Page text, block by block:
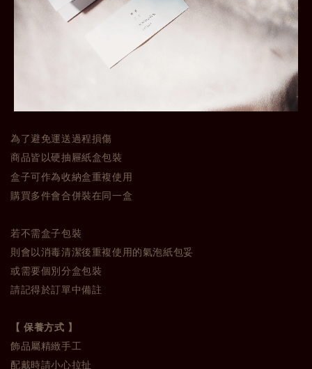
為了避免運送過程損傷
商品皆以硬抽屜紙盒包裝
盒子可作為收納盒重複使用
購買多件會合併裝在同一盒
若不需盒子包裝
則會以消毒清潔後重複使用的氣泡紙包妥
或需要個別分盒包裝
請記得於訂單中備註
【 保養方式 】
飾品屬精緻手工